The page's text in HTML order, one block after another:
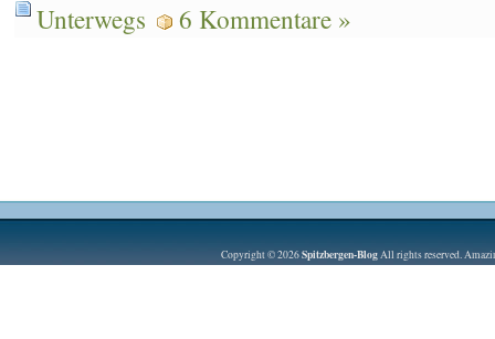
Unterwegs
6 Kommentare »
Copyright © 2026Spitzbergen-BlogAll rights reserved.